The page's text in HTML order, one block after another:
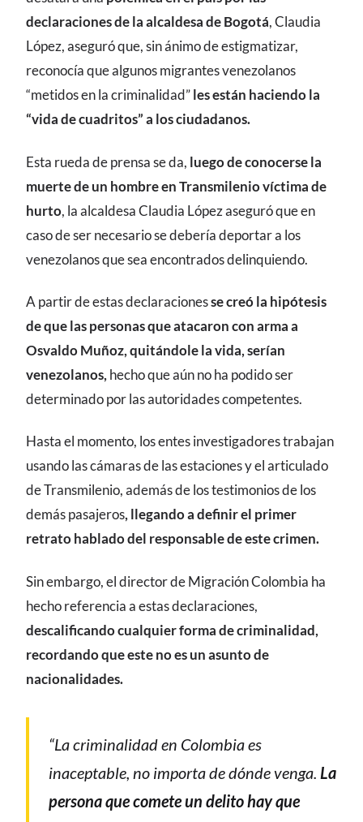
declaraciones de la alcaldesa de Bogotá, Claudia
López, aseguró que, sin ánimo de estigmatizar,
reconocía que algunos migrantes venezolanos
“metidos en la criminalidad”les están haciendo la
“vida de cuadritos” a los ciudadanos.
Esta rueda de prensa se da, luego de conocerse la
muerte de un hombre en Transmilenio víctima de
hurto, la alcaldesa Claudia López aseguró que en
caso de ser necesario se debería deportar a los
venezolanos que sea encontrados delinquiendo.
A partir de estas declaracionesse creó la hipótesis
de que las personas que atacaron con arma a
Osvaldo Muñoz, quitándole la vida, serían
venezolanos, hecho que aún no ha podido ser
determinado por las autoridades competentes.
Hasta el momento, los entes investigadores trabajan
usando las cámaras de las estaciones y el articulado
de Transmilenio, además de los testimonios de los
demás pasajeros, llegando a definir el primer
retrato hablado del responsable de este crimen.
Sin embargo, el director de Migración Colombia ha
hecho referencia a estas declaraciones,
descalificando cualquier forma de criminalidad,
recordando que este no es un asunto de
nacionalidades.
“La criminalidad en Colombia es
inaceptable, no importa de dónde venga. La
persona que comete un delito hay que